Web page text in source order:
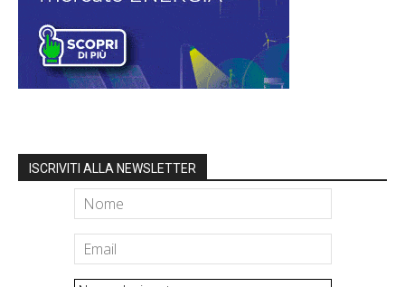
ISCRIVITI ALLA NEWSLETTER